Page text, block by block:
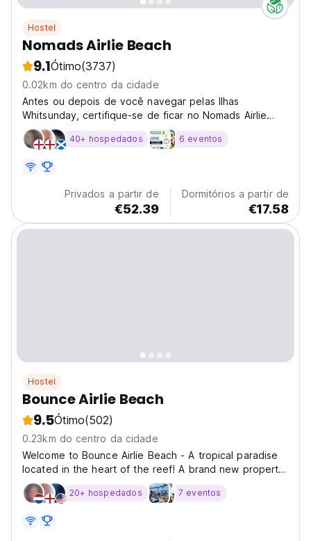
Hostel
Nomads Airlie Beach
9.1Ótimo(3737)
0.02km do centro da cidade
Antes ou depois de você navegar pelas Ilhas
Whitsunday, certifique-se de ficar no Nomads Airlie
Beach. Instalado em 7 acres de jardins tropicais
abundantes em flores e fauna nativa, o Nomads
40+ hospedados 6 eventos
Privados a partir de
€52.39
Dormitórios a partir de
€17.58
Hostel
Bounce Airlie Beach
9.5Ótimo(502)
0.23km do centro da cidade
Welcome to Bounce Airlie Beach - A tropical paradise
located in the heart of the reef! A brand new property
that has opened it's doors in August 2024 - Exciting
New Chapter for the Bounce Brand! Embark on a fresh
20+ hospedados 7 eventos